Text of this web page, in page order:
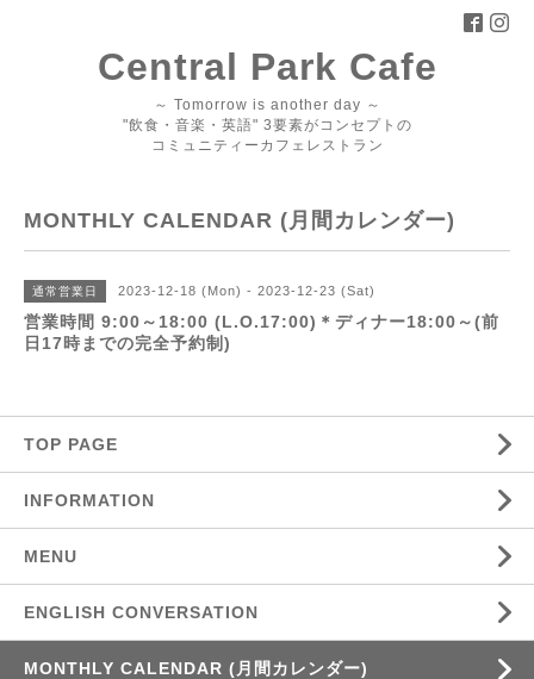
Central Park Cafe
～ Tomorrow is another day ～
"飲食・音楽・英語" 3要素がコンセプトの
コミュニティーカフェレストラン
MONTHLY CALENDAR (月間カレンダー)
通常営業日 2023-12-18 (Mon) - 2023-12-23 (Sat)
営業時間 9:00～18:00 (L.O.17:00)＊ディナー18:00～(前
日17時までの完全予約制)
TOP PAGE
INFORMATION
MENU
ENGLISH CONVERSATION
MONTHLY CALENDAR (月間カレンダー)